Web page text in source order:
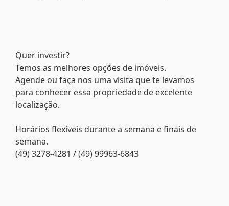
Quer investir?
Temos as melhores opções de imóveis.
Agende ou faça nos uma visita que te levamos
para conhecer essa propriedade de excelente
localização.
Horários flexíveis durante a semana e finais de
semana.
(49) 3278-4281 / (49) 99963-6843